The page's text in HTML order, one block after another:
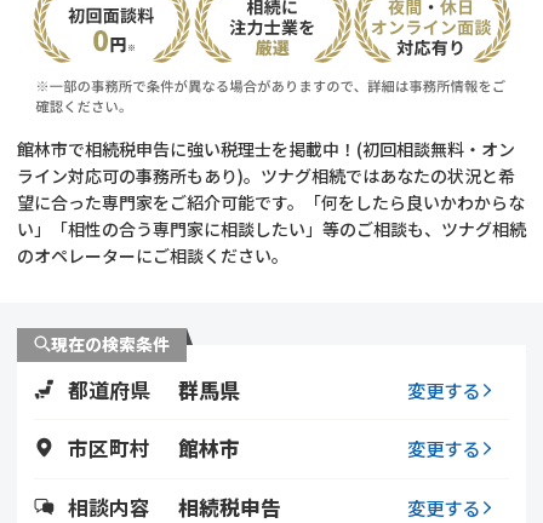
相談内容で探す
相続登記
遺留分侵害額請求
相続人調査
コラム
相続手続き
相続登記
館林市で相続税申告に強い税理士を掲載中！(初回相談無料・オン
ライン対応可の事務所もあり)。ツナグ相続ではあなたの状況と希
望に合った専門家をご紹介可能です。「何をしたら良いかわからな
い」「相性の合う専門家に相談したい」等のご相談も、ツナグ相続
のオペレーターにご相談ください。
現在の検索条件
都道府県 群馬県 変更する
市区町村 館林市 変更する
相談内容 相続税申告 変更する